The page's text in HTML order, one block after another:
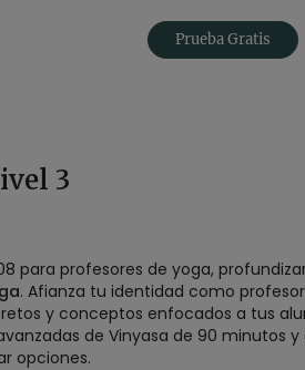
Prueba Gratis
3
para profesores de yoga,
. Afianza tu identidad como
y conceptos enfocados a tus
de Vinyasa de 90 minutos
opciones.